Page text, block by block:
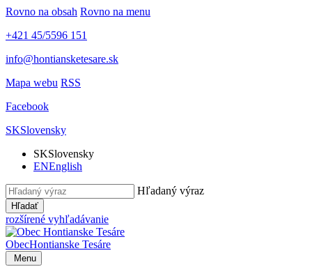
Rovno na obsah Rovno na menu
+421 45/5596 151
info@hontiansketesare.sk
Mapa webu RSS
Facebook
SKSlovensky
SKSlovensky
ENEnglish
Hľadaný výraz
Hľadať
rozšírené vyhľadávanie
ObecHontianske Tesáre
Menu